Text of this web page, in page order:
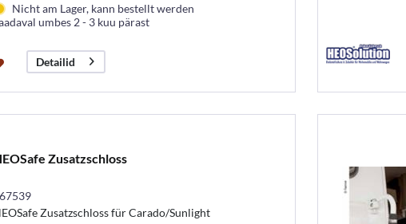
Nicht am Lager, kann bestellt werden
umbes 2 - 3 kuu pärast
Detailid
Zusatzschloss
Zusatzschloss für Carado/Sunlight